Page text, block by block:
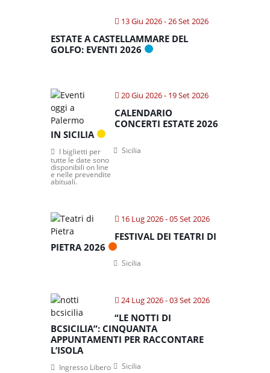
13 Giu 2026- 26 Set 2026
ESTATE A CASTELLAMMARE DEL
GOLFO: EVENTI 2026
20 Giu 2026- 19 Set 2026
CALENDARIO
CONCERTI ESTATE 2026
IN SICILIA
Sicilia
I biglietti per
tutte le date sono
disponibili on line
e nelle prevendite
abituali.
16 Lug 2026- 05 Set 2026
FESTIVAL DEI TEATRI DI
PIETRA 2026
Sicilia
24 Lug 2026- 03 Set 2026
“LE NOTTI DI
BCSICILIA”: CINQUANTA
APPUNTAMENTI PER RACCONTARE
L’ISOLA
Sicilia
Ingresso Libero